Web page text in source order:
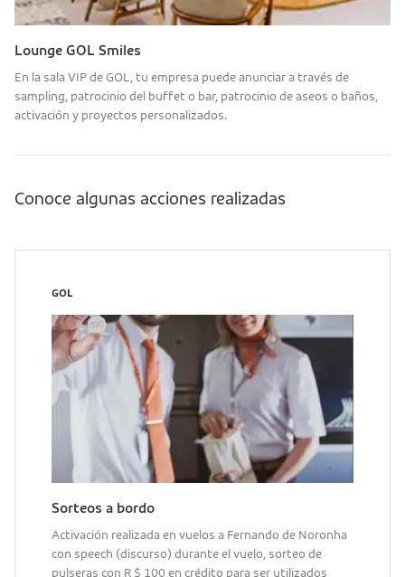
Lounge GOL Smiles
En la sala VIP de GOL, tu empresa puede anunciar a través de
sampling, patrocinio del buffet o bar, patrocinio de aseos o baños,
activación y proyectos personalizados.
Conoce algunas acciones realizadas
GOL
Sorteos a bordo
Activación realizada en vuelos a Fernando de Noronha
con speech (discurso) durante el vuelo, sorteo de
pulseras con R $ 100 en crédito para ser utilizados